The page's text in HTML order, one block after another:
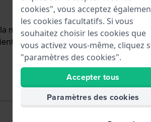
montre au moyen de vis. Le
uniquement aux montres
cookies", vous acceptez
les cookies facultatifs. Si vous
souhaitez choisir les cookies que
vous activez vous-même, cliquez
"paramètres des cookies".
Accepter tous
Paramètres des cookies